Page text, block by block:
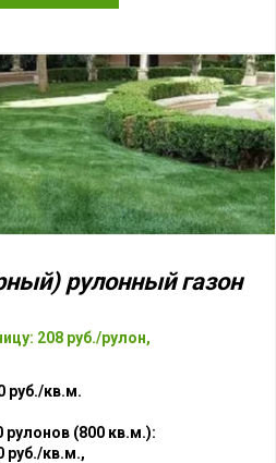
рулонныйгазон
208 руб./рулон,
руб./кв.м.
рулонов (800 кв.м.):
руб./кв.м.,